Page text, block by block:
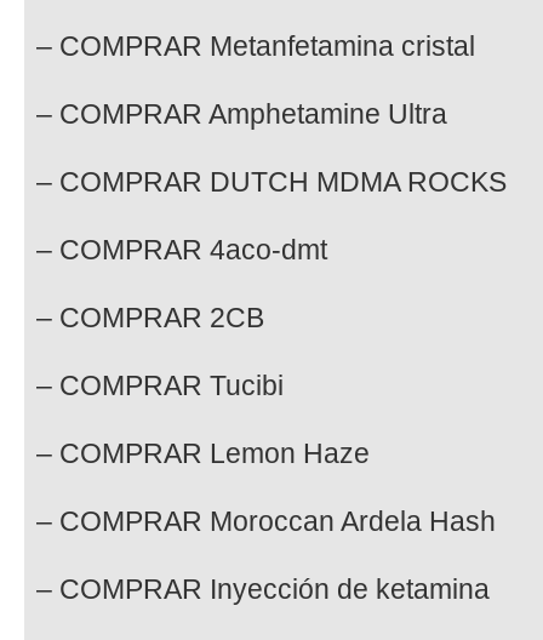
– COMPRAR Metanfetamina cristal
– COMPRAR Amphetamine Ultra
– COMPRAR DUTCH MDMA ROCKS
– COMPRAR 4aco-dmt
– COMPRAR 2CB
– COMPRAR Tucibi
– COMPRAR Lemon Haze
– COMPRAR Moroccan Ardela Hash
– COMPRAR Inyección de ketamina